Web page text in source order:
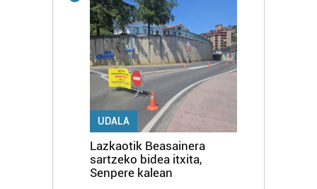
UDALA
Lazkaotik Beasainera
sartzeko bidea itxita,
Senpere kalean